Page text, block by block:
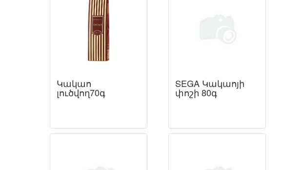
Կակաո
լուծվող70գ
SEGA Կակաոյի
փոշի 80գ